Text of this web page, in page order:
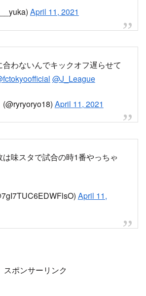
April 11, 2021
合わないんでキックオフ遅らせて
@J_League
April 11, 2021
味スタで試合の時1番やっちゃ
April 11,
スポンサーリンク